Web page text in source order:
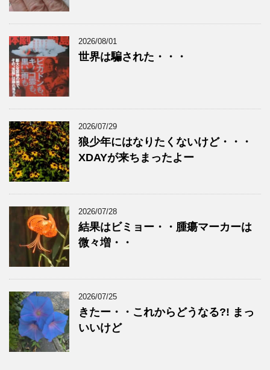
2026/08/01
世界は騙された・・・
2026/07/29
狼少年にはなりたくないけど・・・
XDAYが来ちまったよー
2026/07/28
結果はビミョー・・腫瘍マーカーは
微々増・・
2026/07/25
きたー・・これからどうなる?! まっ
いいけど